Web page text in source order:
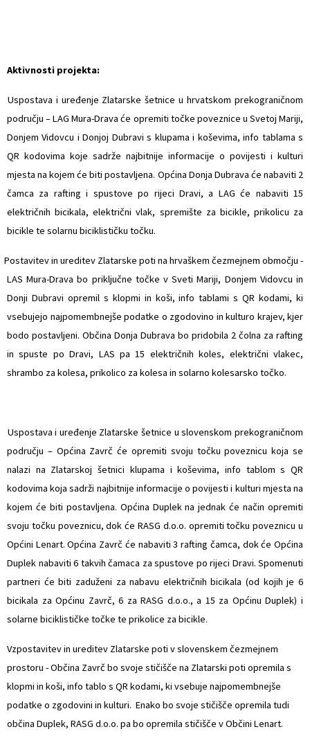
Aktivnosti projekta:
i uređenje Zlatarske šetnice u hrvatskom prekograničnom
području – LAG Mura-Drava će opremiti točke poveznice u Svetoj Mariji,
Donjem Vidovcu i Donjoj Dubravi s klupama i koševima, info tablama s
QR kodovima koje sadrže najbitnije informacije o povijesti i kulturi
mjesta na kojem će biti postavljena. Općina Donja Dubrava će nabaviti 2
čamca za rafting i spustove po rijeci Dravi, a LAG će nabaviti 15
električnih bicikala, električni vlak, spremište za bicikle, prikolicu za
bicikle te solarnu biciklističku točku.
Postavitev in ureditev Zlatarske poti na hrvaškem čezmejnem območju -
LAS Mura-Drava bo priključne točke v Sveti Mariji, Donjem Vidovcu in
Donji Dubravi opremil s klopmi in koši, info tablami s QR kodami, ki
vsebujejo najpomembnejše podatke o zgodovino in kulturo krajev, kjer
bodo postavljeni. Občina Donja Dubrava bo pridobila 2 čolna za rafting
in spuste po Dravi, LAS pa 15 električnih koles, električni vlakec,
shrambo za kolesa, prikolico za kolesa in solarno kolesarsko točko.
i uređenje Zlatarske šetnice u slovenskom prekograničnom
području – Općina Zavrč će opremiti svoju točku poveznicu koja se
nalazi na Zlatarskoj šetnici klupama i koševima, info tablom s QR
kodovima koja sadrži najbitnije informacije o povijesti i kulturi mjesta na
kojem će biti postavljena. Općina Duplek na jednak će način opremiti
svoju točku poveznicu, dok će RASG d.o.o. opremiti točku poveznicu u
Općini Lenart. Općina Zavrč će nabaviti 3 rafting čamca, dok će Općina
Duplek nabaviti 6 takvih čamaca za spustove po rijeci Dravi. Spomenuti
partneri će biti zaduženi za nabavu električnih bicikala (od kojih je 6
bicikala za Općinu Zavrč, 6 za RASG d.o.o., a 15 za Općinu Duplek) i
solarne biciklističke točke te prikolice za bicikle.
Vzpostavitev in ureditev Zlatarske poti v slovenskem čezmejnem
prostoru - Občina Zavrč bo svoje stičišče na Zlatarski poti opremila s
klopmi in koši, info tablo s QR kodami, ki vsebuje najpomembnejše
podatke o zgodovini in kulturi. Enako bo svoje stičišče opremila tudi
občina Duplek, RASG d.o.o. pa bo opremila stičišče v Občini Lenart.